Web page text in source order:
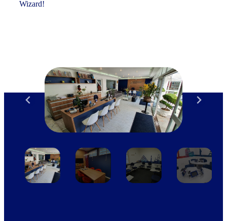
Wizard!